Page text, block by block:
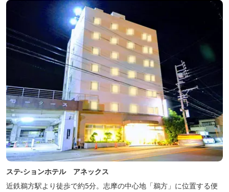
ステ-ションホテル アネックス
近鉄鵜方駅より徒歩で約5分。志摩の中心地「鵜方」に位置する便